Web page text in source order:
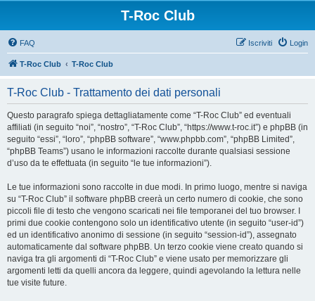
T-Roc Club
FAQ Login
Iscriviti
T-Roc Club T-Roc Club
T-Roc Club - Trattamento dei dati personali
Questo paragrafo spiega dettagliatamente come “T-Roc Club” ed eventuali
affiliati (in seguito “noi”, “nostro”, “T-Roc Club”, “https://www.t-roc.it”) e phpBB (in
seguito “essi”, “loro”, “phpBB software”, “www.phpbb.com”, “phpBB Limited”,
“phpBB Teams”) usano le informazioni raccolte durante qualsiasi sessione
d’uso da te effettuata (in seguito “le tue informazioni”).
Le tue informazioni sono raccolte in due modi. In primo luogo, mentre si naviga
su “T-Roc Club” il software phpBB creerà un certo numero di cookie, che sono
piccoli file di testo che vengono scaricati nei file temporanei del tuo browser. I
primi due cookie contengono solo un identificativo utente (in seguito “user-id”)
ed un identificativo anonimo di sessione (in seguito “session-id”), assegnato
automaticamente dal software phpBB. Un terzo cookie viene creato quando si
naviga tra gli argomenti di “T-Roc Club” e viene usato per memorizzare gli
argomenti letti da quelli ancora da leggere, quindi agevolando la lettura nelle
tue visite future.